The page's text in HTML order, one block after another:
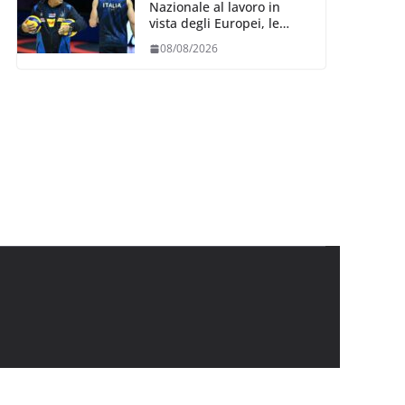
Nazionale al lavoro in
vista degli Europei, le
Ferdinando De Giorgi
08/08/2026